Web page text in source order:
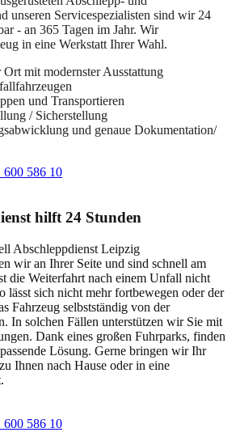
unseren Servicespezialisten sind wir 24
- an 365 Tagen im Jahr. Wir
in eine Werkstatt Ihrer Wahl.
Ort mit modernster Ausstattung
und Transportieren
/ Sicherstellung
und genaue Dokumentation/
586 10
hilft 24 Stunden
Abschleppdienst Leipzig
wir an Ihrer Seite und sind schnell am
die Weiterfahrt nach einem Unfall nicht
lässt sich nicht mehr fortbewegen oder der
Fahrzeug selbstständig von der
In solchen Fällen unterstützen wir Sie mit
Dank eines großen Fuhrparks, finden
Lösung. Gerne bringen wir Ihr
Ihnen nach Hause oder in eine
586 10